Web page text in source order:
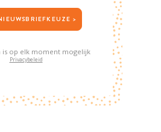
JOUW NIEUWSBRIEFKEUZE >
is op elk moment mogelijk
Privacybeleid